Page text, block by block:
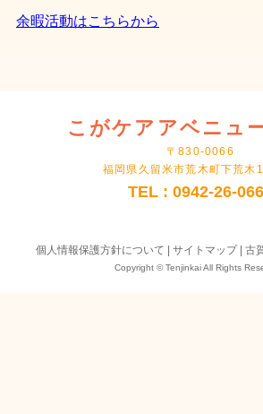
余暇活動はこちらから
こがケアアベニュ
〒830-0066
福岡県久留米市荒木町下荒木
TEL : 0942-26-
個人情報保護方針について サイトマップ| 古
Copyright © Tenjinkai All Rights